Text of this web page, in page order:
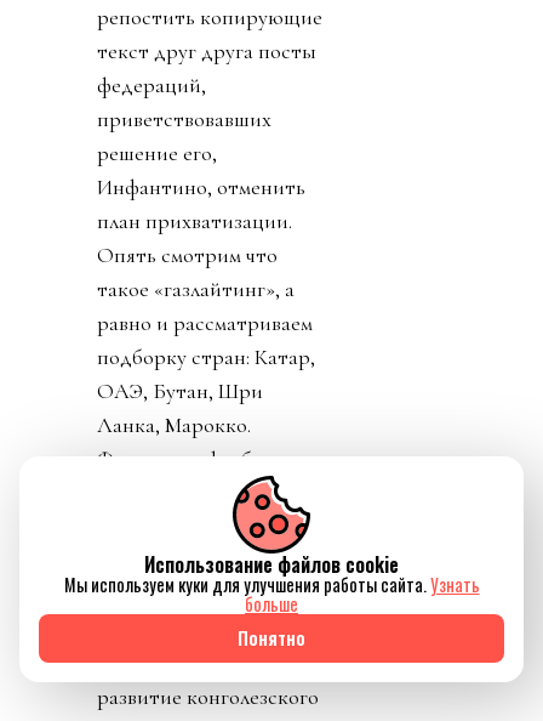
репостить копирующие
текст друг друга посты
федераций,
приветствовавших
решение его,
Инфантино, отменить
план прихватизации.
Опять смотрим что
такое «газлайтинг», а
равно и рассматриваем
подборку стран: Катар,
ОАЭ, Бутан, Шри
Ланка, Марокко.
Федерация футбола
Конго пришла тоже
уточнить, где за
поддержку Инфантино
им выдадут их взятку и
поблагодарить лично
товарища Инфантино за
развитие конголезского
Использование файлов cookie
Мы используем куки для улучшения работы сайта.Узнать
больше
Понятно